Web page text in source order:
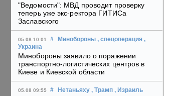
"Ведомости": МВД проводит проверку
теперь уже экс-ректора ГИТИСа
Заславского
05.08 10:01 # Минобороны , спецоперация ,
Украина
Минобороны заявило о поражении
транспортно-логистических центров в
Киеве и Киевской области
05.08 09:55 # Нетаньяху , Трамп , Израиль